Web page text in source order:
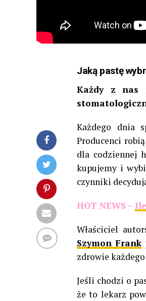
Jaką pastę
Każdy z nas
Każdego dnia
Producenci
dla codziennej
kupujemy i
czynniki
HOT NEWS –
Właściciel
Szymon Frank
zdrowie
Jeśli chodzi o
że to lekarz